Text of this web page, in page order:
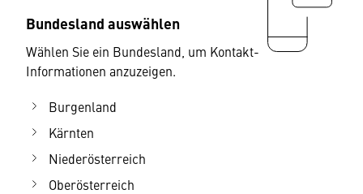
Bundesland auswählen
Wählen Sie ein Bundesland, um Kontakt-
Informationen anzuzeigen.
Burgenland
Kärnten
Niederösterreich
Oberösterreich